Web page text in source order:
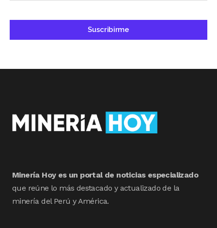
Minería Hoy es un portal de noticias especializado
que reúne lo más destacado y actualizado de la
minería del Perú y América.